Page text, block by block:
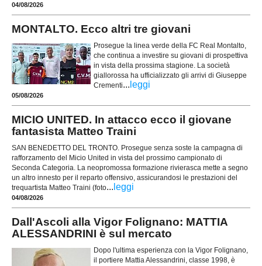
04/08/2026
MONTALTO. Ecco altri tre giovani
Prosegue la linea verde della FC Real Montalto,
che continua a investire su giovani di prospettiva
in vista della prossima stagione. La società
giallorossa ha ufficializzato gli arrivi di Giuseppe
Crementi... leggi
05/08/2026
MICIO UNITED. In attacco ecco il giovane
fantasista Matteo Traini
SAN BENEDETTO DEL TRONTO. Prosegue senza soste la campagna di
rafforzamento del Micio United in vista del prossimo campionato di
Seconda Categoria. La neopromossa formazione rivierasca mette a segno
un altro innesto per il reparto offensivo, assicurandosi le prestazioni del
trequartista Matteo Traini (foto... leggi
04/08/2026
Dall'Ascoli alla Vigor Folignano: MATTIA
ALESSANDRINI è sul mercato
Dopo l'ultima esperienza con la Vigor Folignano,
il portiere Mattia Alessandrini, classe 1998, è